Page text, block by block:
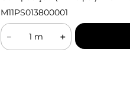
M11PS013800001
＋
－